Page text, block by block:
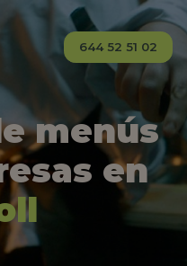
644 52 51 02
menús
en